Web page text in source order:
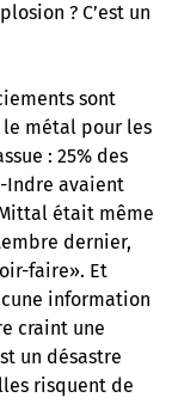
? C’est un
sont
métal pour les
: 25% des
Indre avaient
était même
dernier,
faire». Et
information
craint une
un désastre
risquent de